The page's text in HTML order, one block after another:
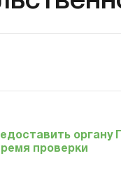
органу
проверки